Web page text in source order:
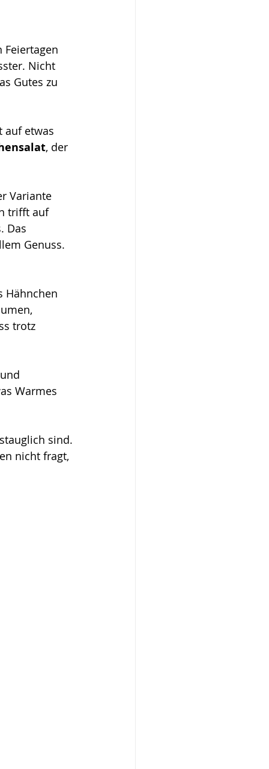
Nicht
Gutes zu
auf etwas
, der
Variante
trifft auf
Das
Genuss.
Hähnchen
trotz
Warmes
sind.
nicht fragt,